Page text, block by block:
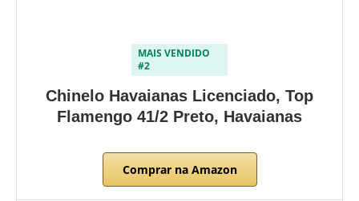
MAIS VENDIDO
#2
Chinelo Havaianas Licenciado, Top
Flamengo 41/2 Preto, Havaianas
Comprar na Amazon